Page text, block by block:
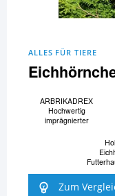
ALLES FÜR TIERE
ARBRIKADREX
Hochwertig
imprägnierter
Zum